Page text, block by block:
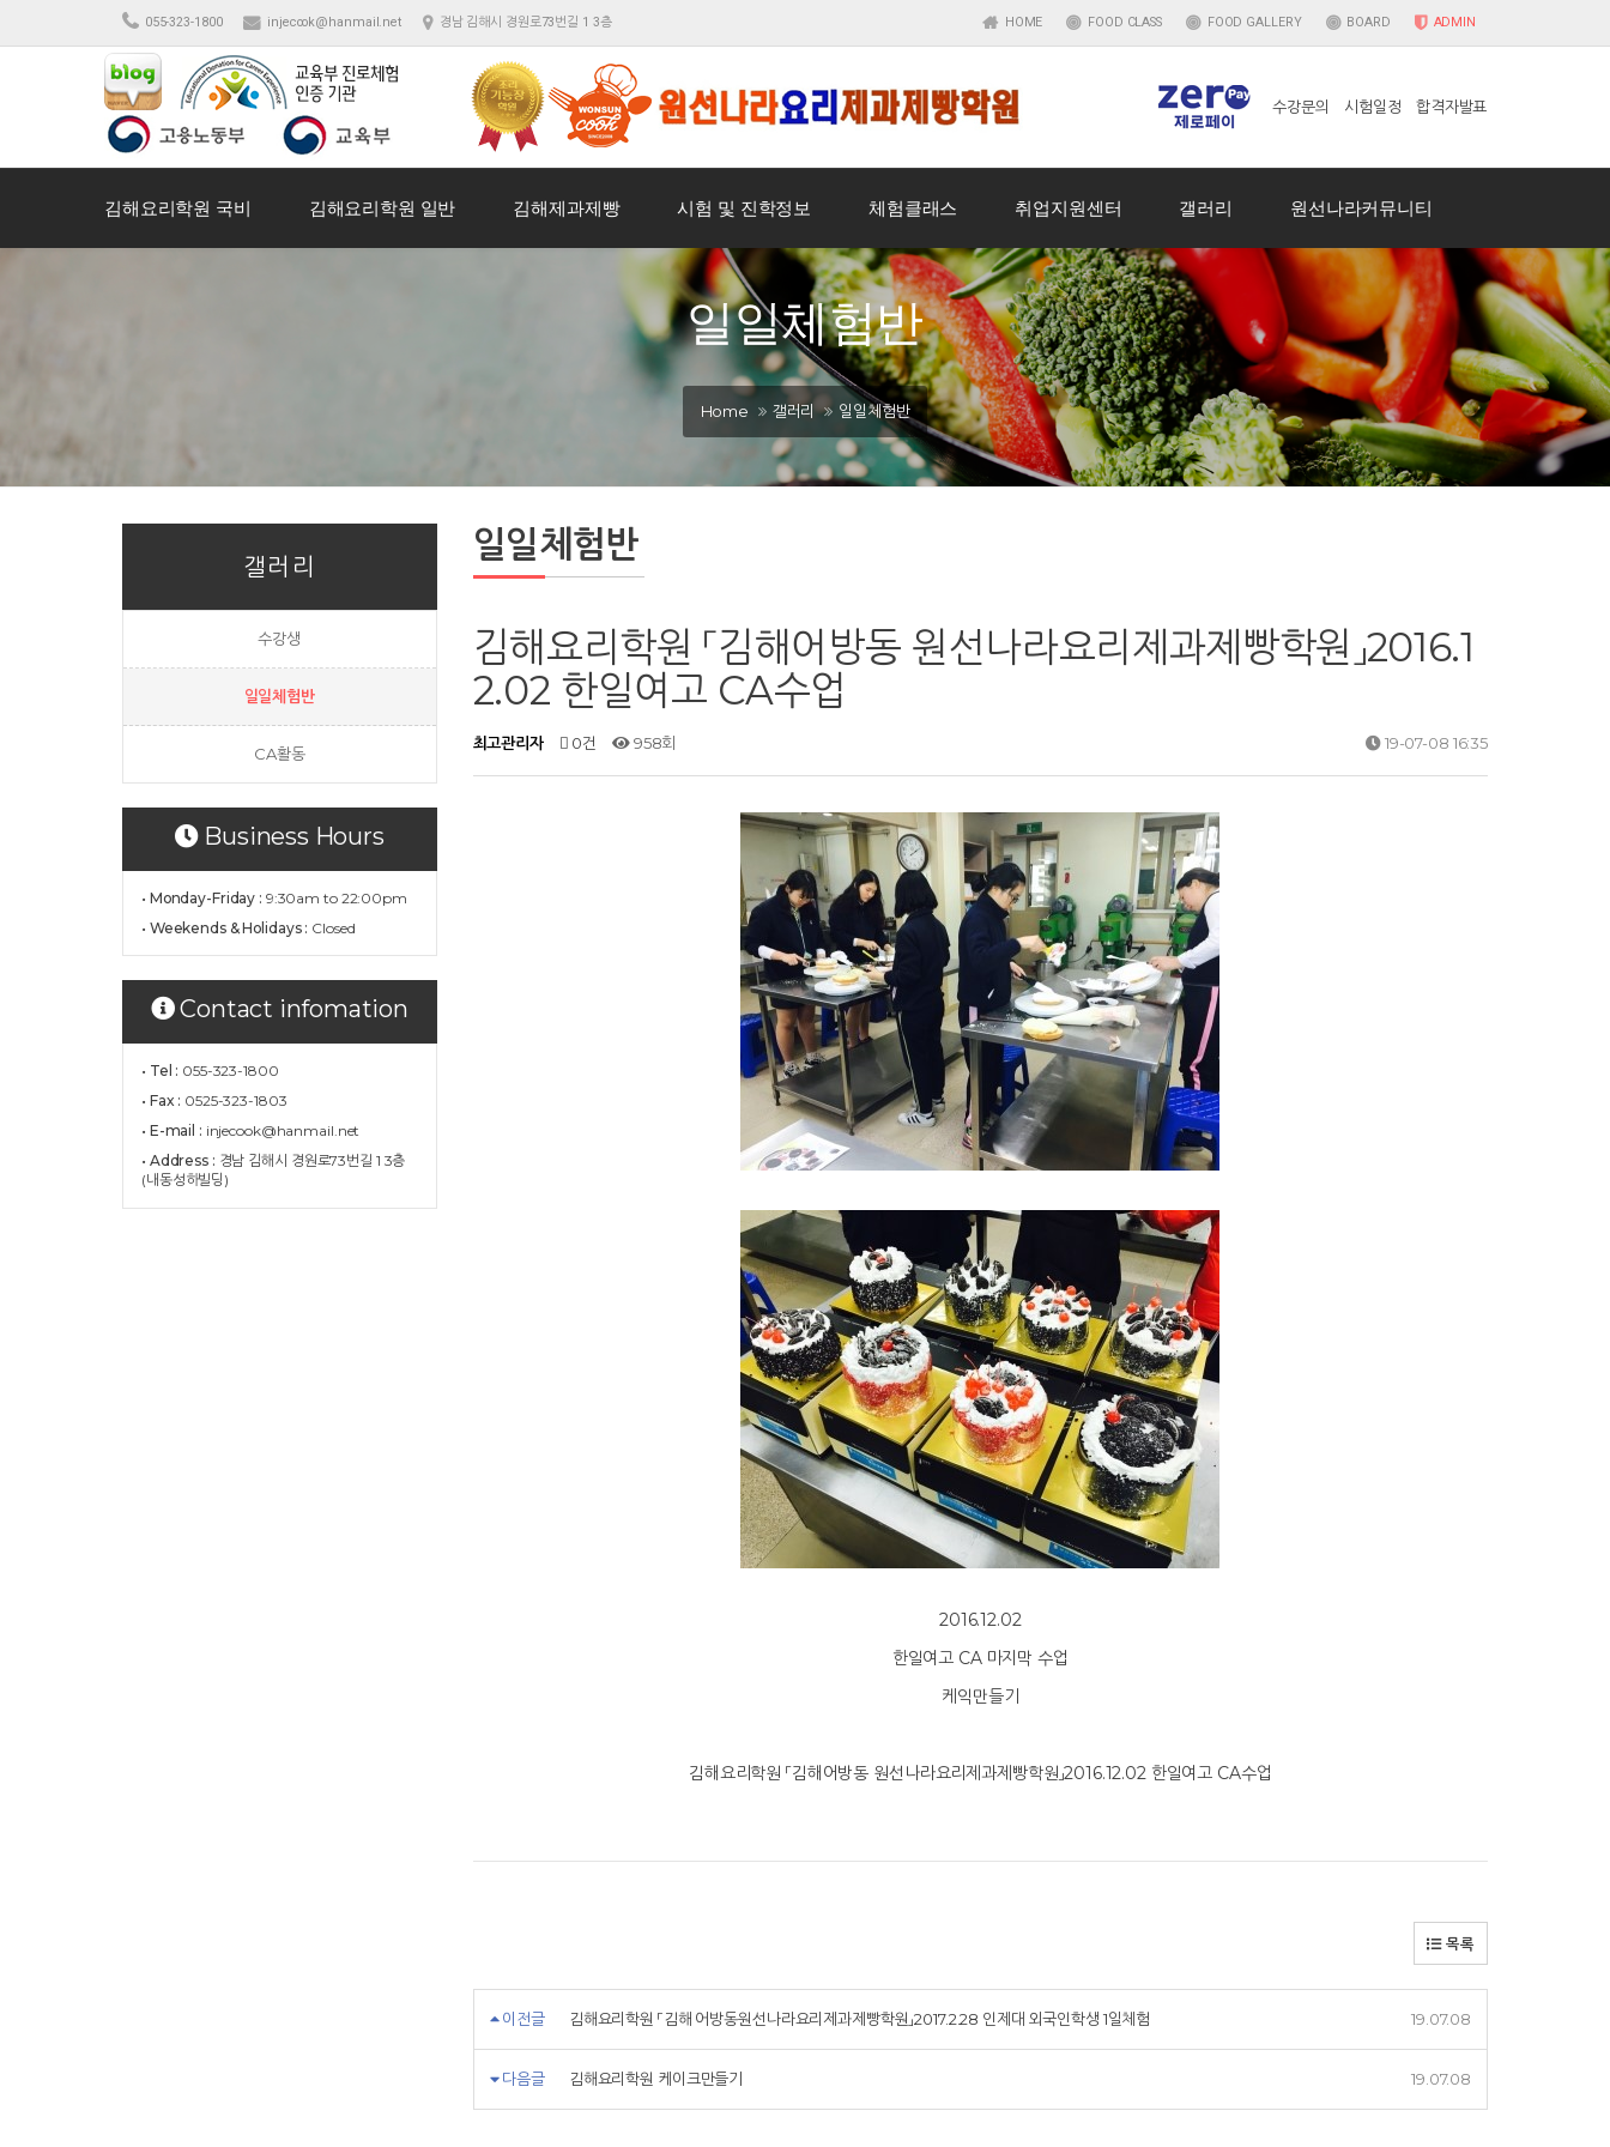
055-323-1800 injecook@hanmail.net 경남 김해시 경원로73번길 1 3층 HOME FOOD CLASS FOOD GALLERY BOARD ADMIN
수강문의 시험일정 합격자발표
김해요리학원 국비 김해요리학원 일반 김해제과제빵 시험 및 진학정보 체험클래스 취업지원센터 갤러리 원선나라커뮤니티
일일체험반
Home 갤러리 일일체험반
갤러리
수강생
일일체험반
CA활동
Business Hours
• Monday-Friday : 9:30am to 22:00pm
• Weekends & Holidays : Closed
Contact infomation
• Tel : 055-323-1800
• Fax : 0525-323-1803
• E-mail : injecook@hanmail.net
• Address : 경남 김해시 경원로73번길 1 3층
(내동성하빌딩)
일일체험반
김해요리학원 「김해어방동 원선나라요리제과제빵학원」2016.1
2.02 한일여고 CA수업
최고관리자 0건 958회 19-07-08 16:35
2016.12.02
한일여고 CA 마지막 수업
케익만들기
김해요리학원 「김해어방동 원선나라요리제과제빵학원」2016.12.02 한일여고 CA수업
목록
이전글 김해요리학원 「김해 어방동원선나라요리제과제빵학원」2017.2.28 인제대 외국인학생 1일체험 19.07.08
다음글 김해요리학원 케이크만들기 19.07.08